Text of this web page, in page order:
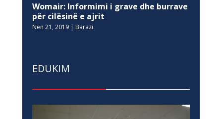
Womair: Informimi i grave dhe burrave
për cilësinë e ajrit
Nën 21, 2019| Barazi
EDUKIM